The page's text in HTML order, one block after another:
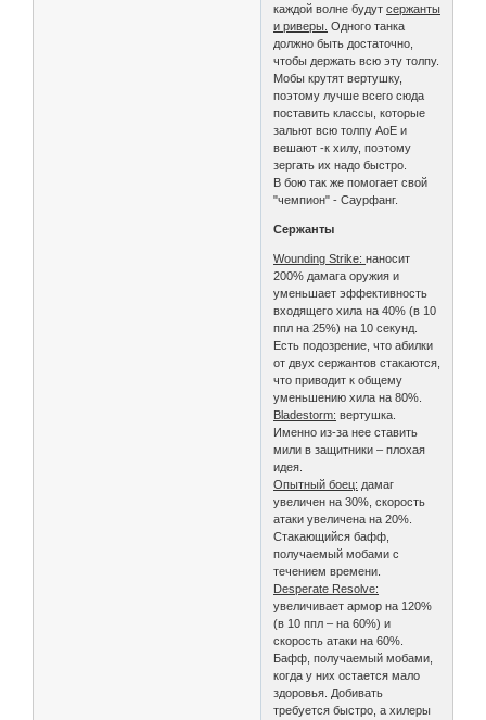
каждой волне будутсержанты
и риверы. Одного танка
должно быть достаточно,
чтобы держать всю эту толпу.
Мобы крутят вертушку,
поэтому лучше всего сюда
поставить классы, которые
зальют всю толпу АоЕ и
вешают -к хилу, поэтому
зергать их надо быстро.
В бою так же помогает свой
"чемпион" - Саурфанг.
Сержанты
Wounding Strike:наносит
200% дамага оружия и
уменьшает эффективность
входящего хила на 40% (в 10
ппл на 25%) на 10 секунд.
Есть подозрение, что абилки
от двух сержантов стакаются,
что приводит к общему
уменьшению хила на 80%.
Bladestorm: вертушка.
Именно из-за нее ставить
мили в защитники – плохая
идея.
Опытный боец: дамаг
увеличен на 30%, скорость
атаки увеличена на 20%.
Стакающийся бафф,
получаемый мобами с
течением времени.
Desperate Resolve:
увеличивает армор на 120%
(в 10 ппл – на 60%) и
скорость атаки на 60%.
Бафф, получаемый мобами,
когда у них остается мало
здоровья. Добивать
требуется быстро, а хилеры